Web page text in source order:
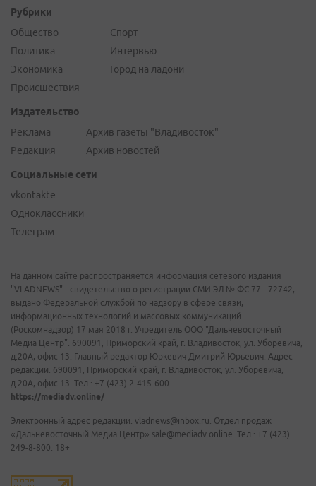
Рубрики
Общество
Политика
Экономика
Происшествия
Спорт
Интервью
Город на ладони
Издательство
Реклама
Редакция
Архив газеты "Владивосток"
Архив новостей
Социальные сети
vkontakte
Одноклассники
Телеграм
На данном сайте распространяется информация сетевого издания
"VLADNEWS" - свидетельство о регистрации СМИ ЭЛ № ФС 77 - 72742,
выдано Федеральной службой по надзору в сфере связи,
информационных технологий и массовых коммуникаций
(Роскомнадзор) 17 мая 2018 г. Учредитель ООО "Дальневосточный
Медиа Центр". 690091, Приморский край, г. Владивосток, ул. Уборевича,
д.20А, офис 13. Главный редактор Юркевич Дмитрий Юрьевич. Адрес
редакции: 690091, Приморский край, г. Владивосток, ул. Уборевича,
д.20А, офис 13. Тел.: +7 (423) 2-415-600.
https://mediadv.online/
Электронный адрес редакции: vladnews@inbox.ru. Отдел продаж
«Дальневосточный Медиа Центр» sale@mediadv.online. Тел.: +7 (423)
249-8-800. 18+